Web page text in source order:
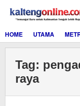
konten
HOME
UTAMA
Tag:
raya